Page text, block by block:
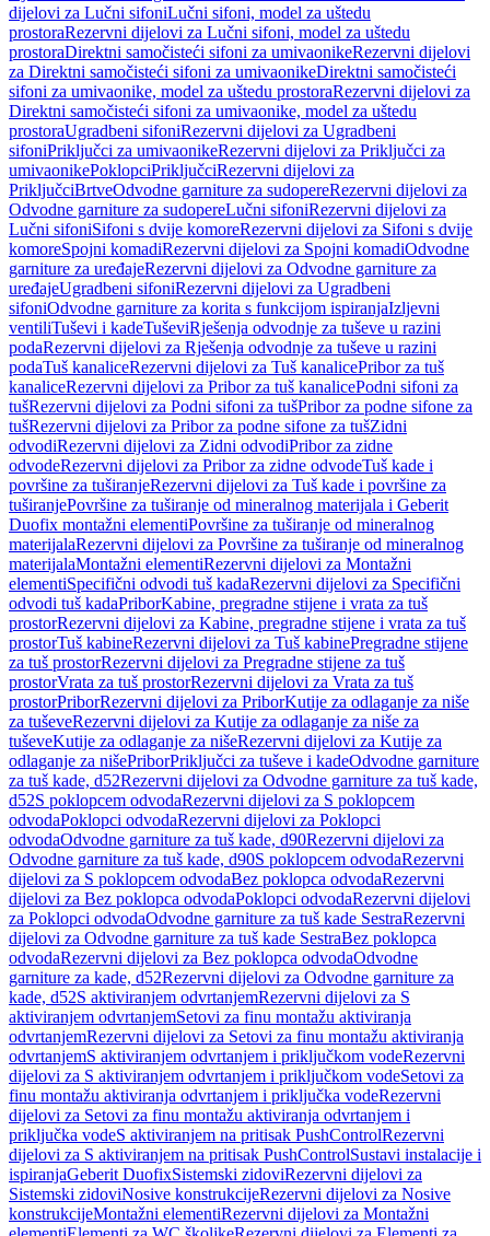
dijelovi za Lučni sifoniLučni sifoni, model za uštedu
prostoraRezervni dijelovi za Lučni sifoni, model za uštedu
prostoraDirektni samočisteći sifoni za umivaonikeRezervni dijelovi
za Direktni samočisteći sifoni za umivaonikeDirektni samočisteći
sifoni za umivaonike, model za uštedu prostoraRezervni dijelovi za
Direktni samočisteći sifoni za umivaonike, model za uštedu
prostoraUgradbeni sifoniRezervni dijelovi za Ugradbeni
sifoniPriključci za umivaonikeRezervni dijelovi za Priključci za
umivaonikePoklopciPriključciRezervni dijelovi za
PriključciBrtveOdvodne garniture za sudopereRezervni dijelovi za
Odvodne garniture za sudopereLučni sifoniRezervni dijelovi za
Lučni sifoniSifoni s dvije komoreRezervni dijelovi za Sifoni s dvije
komoreSpojni komadiRezervni dijelovi za Spojni komadiOdvodne
garniture za uređajeRezervni dijelovi za Odvodne garniture za
uređajeUgradbeni sifoniRezervni dijelovi za Ugradbeni
sifoniOdvodne garniture za korita s funkcijom ispiranjaIzljevni
ventiliTuševi i kadeTuševiRješenja odvodnje za tuševe u razini
podaRezervni dijelovi za Rješenja odvodnje za tuševe u razini
podaTuš kanaliceRezervni dijelovi za Tuš kanalicePribor za tuš
kanaliceRezervni dijelovi za Pribor za tuš kanalicePodni sifoni za
tušRezervni dijelovi za Podni sifoni za tušPribor za podne sifone za
tušRezervni dijelovi za Pribor za podne sifone za tušZidni
odvodiRezervni dijelovi za Zidni odvodiPribor za zidne
odvodeRezervni dijelovi za Pribor za zidne odvodeTuš kade i
površine za tuširanjeRezervni dijelovi za Tuš kade i površine za
tuširanjePovršine za tuširanje od mineralnog materijala i Geberit
Duofix montažni elementiPovršine za tuširanje od mineralnog
materijalaRezervni dijelovi za Površine za tuširanje od mineralnog
materijalaMontažni elementiRezervni dijelovi za Montažni
elementiSpecifični odvodi tuš kadaRezervni dijelovi za Specifični
odvodi tuš kadaPriborKabine, pregradne stijene i vrata za tuš
prostorRezervni dijelovi za Kabine, pregradne stijene i vrata za tuš
prostorTuš kabineRezervni dijelovi za Tuš kabinePregradne stijene
za tuš prostorRezervni dijelovi za Pregradne stijene za tuš
prostorVrata za tuš prostorRezervni dijelovi za Vrata za tuš
prostorPriborRezervni dijelovi za PriborKutije za odlaganje za niše
za tuševeRezervni dijelovi za Kutije za odlaganje za niše za
tuševeKutije za odlaganje za nišeRezervni dijelovi za Kutije za
odlaganje za nišePriborPriključci za tuševe i kadeOdvodne garniture
za tuš kade, d52Rezervni dijelovi za Odvodne garniture za tuš kade,
d52S poklopcem odvodaRezervni dijelovi za S poklopcem
odvodaPoklopci odvodaRezervni dijelovi za Poklopci
odvodaOdvodne garniture za tuš kade, d90Rezervni dijelovi za
Odvodne garniture za tuš kade, d90S poklopcem odvodaRezervni
dijelovi za S poklopcem odvodaBez poklopca odvodaRezervni
dijelovi za Bez poklopca odvodaPoklopci odvodaRezervni dijelovi
za Poklopci odvodaOdvodne garniture za tuš kade SestraRezervni
dijelovi za Odvodne garniture za tuš kade SestraBez poklopca
odvodaRezervni dijelovi za Bez poklopca odvodaOdvodne
garniture za kade, d52Rezervni dijelovi za Odvodne garniture za
kade, d52S aktiviranjem odvrtanjemRezervni dijelovi za S
aktiviranjem odvrtanjemSetovi za finu montažu aktiviranja
odvrtanjemRezervni dijelovi za Setovi za finu montažu aktiviranja
odvrtanjemS aktiviranjem odvrtanjem i priključkom vodeRezervni
dijelovi za S aktiviranjem odvrtanjem i priključkom vodeSetovi za
finu montažu aktiviranja odvrtanjem i priključka vodeRezervni
dijelovi za Setovi za finu montažu aktiviranja odvrtanjem i
priključka vodeS aktiviranjem na pritisak PushControlRezervni
dijelovi za S aktiviranjem na pritisak PushControlSustavi instalacije i
ispiranjaGeberit DuofixSistemski zidoviRezervni dijelovi za
Sistemski zidoviNosive konstrukcijeRezervni dijelovi za Nosive
konstrukcijeMontažni elementiRezervni dijelovi za Montažni